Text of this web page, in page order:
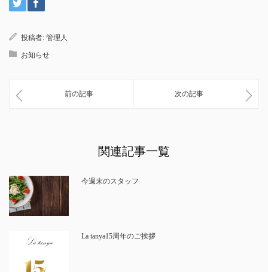
投稿者: 管理人
お知らせ
前の記事 次の記事
関連記事一覧
今週末のスタッフ
La tanya15周年のご挨拶